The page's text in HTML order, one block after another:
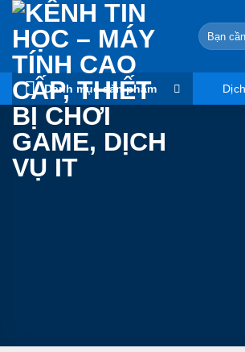
Skip
content
Search
for:
Danh mục sản phẩm